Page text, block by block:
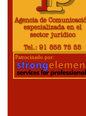
Patrocinado por: